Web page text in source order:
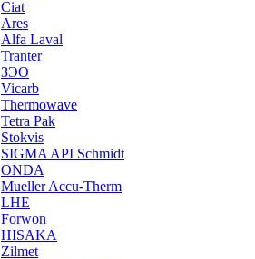
Ciat
Ares
Alfa Laval
Tranter
ЗЭО
Vicarb
Thermowave
Tetra Pak
Stokvis
SIGMA API Schmidt
ONDA
Mueller Accu-Therm
LHE
Forwon
HISAKA
Zilmet